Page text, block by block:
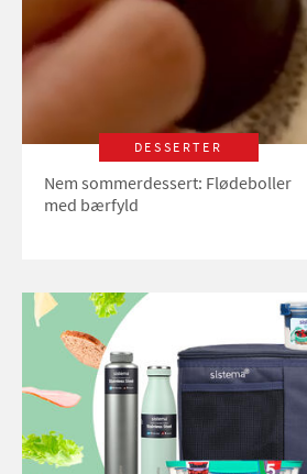
DESSERTER
Nem sommerdessert: Flødeboller
med bærfyld